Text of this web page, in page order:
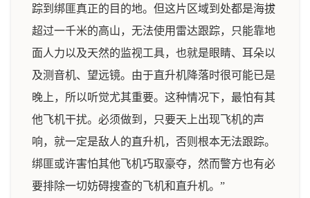
踪到绑匪真正的目的地。但这片区域到处都是海拔
超过一千米的高山，无法使用雷达跟踪，只能靠地
面人力以及天然的监视工具，也就是眼睛、耳朵以
及测音机、望远镜。由于直升机降落时很可能已是
晚上，所以听觉尤其重要。这种情况下，最怕有其
他飞机干扰。必须做到，只要天上出现飞机的声
响，就一定是敌人的直升机，否则根本无法跟踪。
绑匪或许害怕其他飞机巧取豪夺，然而警方也有必
要排除一切妨碍搜查的飞机和直升机。”